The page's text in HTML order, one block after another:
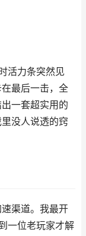
活力条突然见
最后一击，全
一套超实用的
没人说透的窍
渠道。我最开
一位老玩家才解